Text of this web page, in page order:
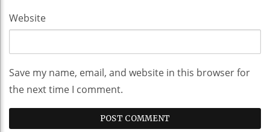
Website
Save my name, email, and website in this browser for
the next time I comment.